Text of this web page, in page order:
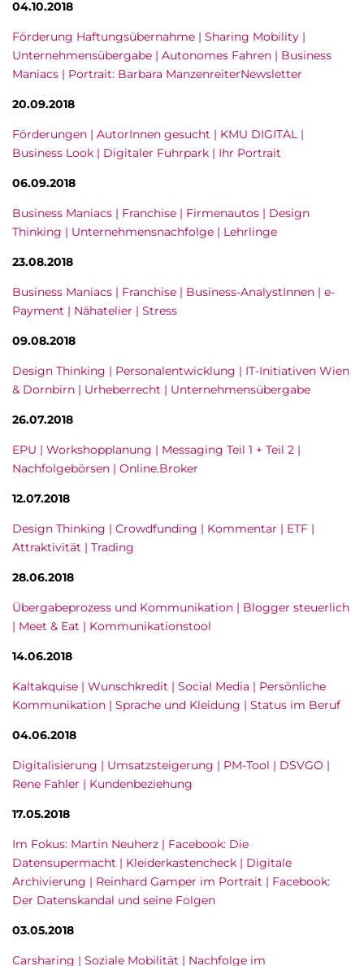
04.10.2018
Förderung Haftungsübernahme | Sharing Mobility |
Unternehmensübergabe | Autonomes Fahren | Business
Maniacs | Portrait: Barbara ManzenreiterNewsletter
20.09.2018
Förderungen | AutorInnen gesucht | KMU DIGITAL |
Business Look | Digitaler Fuhrpark | Ihr Portrait
06.09.2018
Business Maniacs | Franchise | Firmenautos | Design
Thinking | Unternehmensnachfolge | Lehrlinge
23.08.2018
Business Maniacs | Franchise | Business-AnalystInnen | e-
Payment | Nähatelier | Stress
09.08.2018
Design Thinking | Personalentwicklung | IT-Initiativen Wien
& Dornbirn | Urheberrecht | Unternehmensübergabe
26.07.2018
EPU | Workshopplanung | Messaging Teil 1 + Teil 2 |
Nachfolgebörsen | Online.Broker
12.07.2018
Design Thinking | Crowdfunding | Kommentar | ETF |
Attraktivität | Trading
28.06.2018
Übergabeprozess und Kommunikation | Blogger steuerlich
| Meet & Eat | Kommunikationstool
14.06.2018
Kaltakquise | Wunschkredit | Social Media | Persönliche
Kommunikation | Sprache und Kleidung | Status im Beruf
04.06.2018
Digitalisierung | Umsatzsteigerung | PM-Tool | DSVGO |
Rene Fahler | Kundenbeziehung
17.05.2018
Im Fokus: Martin Neuherz | Facebook: Die
Datensupermacht | Kleiderkastencheck | Digitale
Archivierung | Reinhard Gamper im Portrait | Facebook:
Der Datenskandal und seine Folgen
03.05.2018
Carsharing | Soziale Mobilität | Nachfolge im